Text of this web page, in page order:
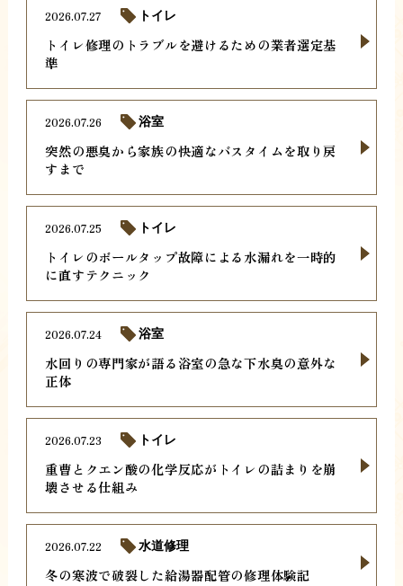
トイレ修理のトラブルを避けるための業者選定基
準
2026.07.27 トイレ
突然の悪臭から家族の快適なバスタイムを取り戻
すまで
2026.07.26 浴室
トイレのボールタップ故障による水漏れを一時的
に直すテクニック
2026.07.25 トイレ
水回りの専門家が語る浴室の急な下水臭の意外な
正体
2026.07.24 浴室
重曹とクエン酸の化学反応がトイレの詰まりを崩
壊させる仕組み
2026.07.23 トイレ
冬の寒波で破裂した給湯器配管の修理体験記
2026.07.22 水道修理